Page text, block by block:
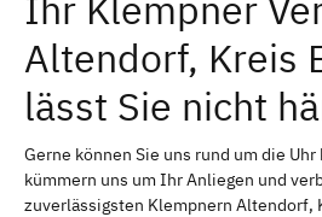
Altendorf, Kreis
lässt Sie nicht
Gerne können Sie uns rund um die
kümmern uns um Ihr Anliegen und
zuverlässigsten Klempnern Altendorf,